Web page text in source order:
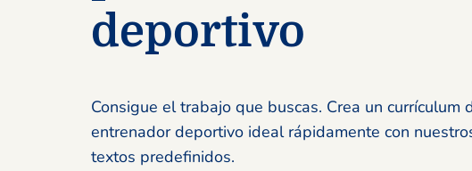
deportivo
Consigue el trabajo que buscas. Crea un currículum
entrenador deportivo ideal rápidamente con
textos predefinidos.